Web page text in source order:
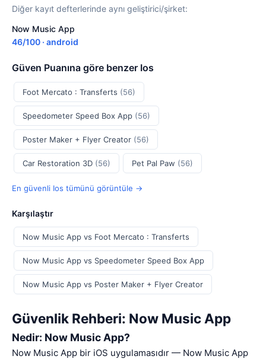
Diğer kayıt defterlerinde aynı geliştirici/şirket:
Now Music App
46/100 · android
Güven Puanına göre benzer Ios
Foot Mercato : Transferts (56)
Speedometer Speed Box App (56)
Poster Maker + Flyer Creator (56)
Car Restoration 3D (56) Pet Pal Paw (56)
En güvenli Ios tümünü görüntüle →
Karşılaştır
Now Music App vs Foot Mercato : Transferts
Now Music App vs Speedometer Speed Box App
Now Music App vs Poster Maker + Flyer Creator
Güvenlik Rehberi: Now Music App
Nedir: Now Music App?
Now Music App bir iOS uygulamasıdır — Now Music App